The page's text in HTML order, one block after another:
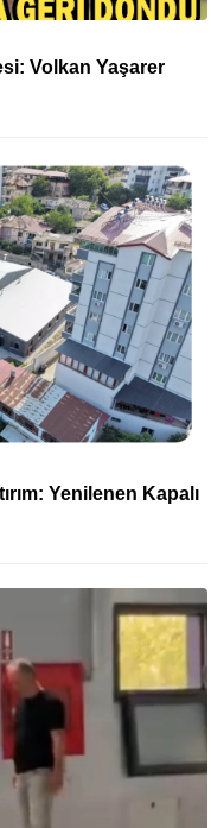
Volkan Yaşarer
Yenilenen Kapalı